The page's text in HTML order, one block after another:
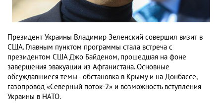
Президент Украины Владимир Зеленский совершил визит в
США. Главным пунктом программы стала встреча с
президентом США Джо Байденом, прошедшая на фоне
завершения эвакуации из Афганистана. Основные
обсуждавшиеся темы - обстановка в Крыму и на Донбассе,
газопровод «Северный поток-2» и возможность вступления
Украины в НАТО.